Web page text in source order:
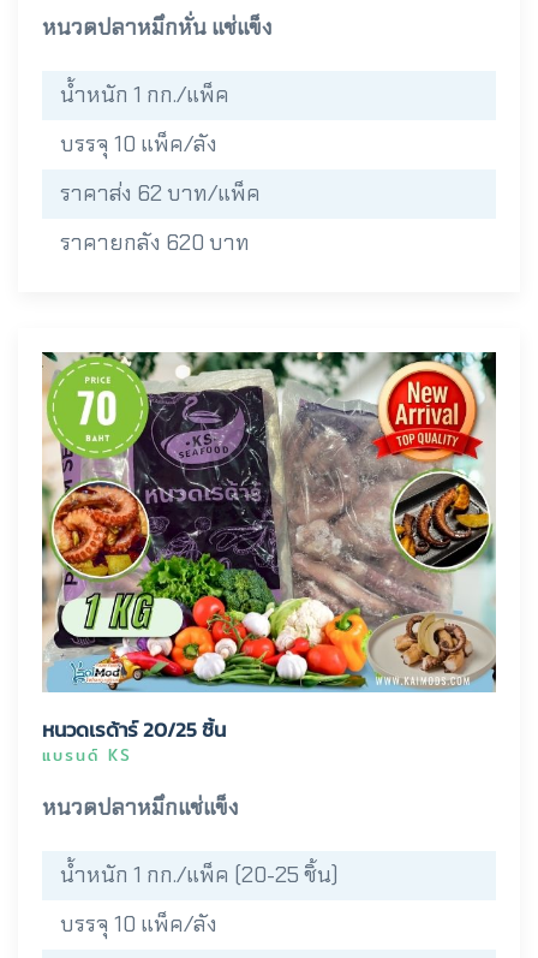
หนวดปลาหมึกหั่น แช่แข็ง
น้ำหนัก 1 กก./แพ็ค
บรรจุ 10 แพ็ค/ลัง
ราคาส่ง 62 บาท/แพ็ค
ราคายกลัง 620 บาท
หนวดเรด้าร์ 20/25 ชิ้น
แบรนด์ KS
หนวดปลาหมึกแช่แข็ง
น้ำหนัก 1 กก./แพ็ค (20-25 ชิ้น)
บรรจุ 10 แพ็ค/ลัง